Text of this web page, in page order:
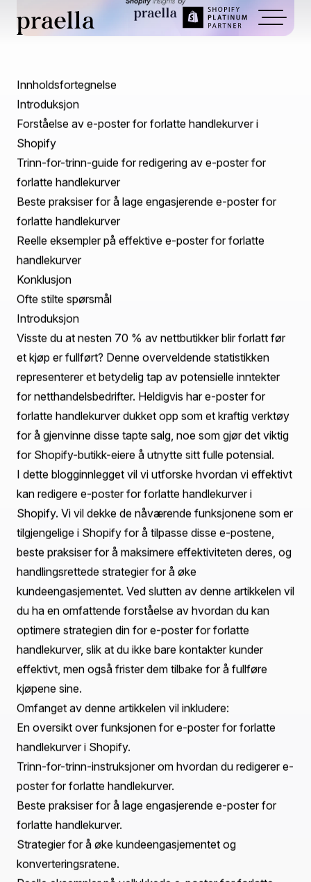
Hvordan redigere forlatte
handlekurv-e-post
Shopify.
Innholdsfortegnelse
Introduksjon
Forståelse av e-poster for forlatte handlekurver i
Shopify
Trinn-for-trinn-guide for redigering av e-poster for
forlatte handlekurver
Beste praksiser for å lage engasjerende e-poster for
forlatte handlekurver
Reelle eksempler på effektive e-poster for forlatte
handlekurver
Konklusjon
Ofte stilte spørsmål
Introduksjon
Visste du at nesten 70 % av nettbutikker blir forlatt før
et kjøp er fullført? Denne overveldende statistikken
representerer et betydelig tap av potensielle inntekter
for netthandelsbedrifter. Heldigvis har e-poster for
forlatte handlekurver dukket opp som et kraftig verktøy
for å gjenvinne disse tapte salg, noe som gjør det viktig
for Shopify-butikk-eiere å utnytte sitt fulle potensial.
I dette blogginnlegget vil vi utforske hvordan vi effektivt
kan redigere e-poster for forlatte handlekurver i
Shopify. Vi vil dekke de nåværende funksjonene som er
tilgjengelige i Shopify for å tilpasse disse e-postene,
beste praksiser for å maksimere effektiviteten deres, og